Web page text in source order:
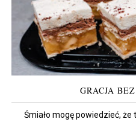
GRACJA
Śmiało mogę powiedzieć,